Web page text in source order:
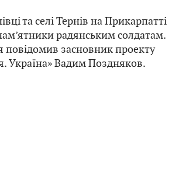
та селі Тернів на Прикарпатті
радянським солдатам.
повідомив засновник проекту
Україна» Вадим Поздняков.